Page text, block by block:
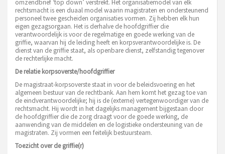
omzendbrief ‘top down’ verstrekt. Het organisatiemodel van elk
rechtsmacht is een duaal model waarin magistraten en ondersteunend
personeel twee gescheiden organisaties vormen. Zij hebben elk hun
eigen gezagsorgaan. Het is derhalve de hoofdgriffier die
verantwoordelijk is voor de regelmatige en goede werking van de
griffie, waarvan hij de leiding heeft en korpsverantwoordelijke is. De
dienst van de griffie staat, als openbare dienst, zelfstandig tegenover
de rechterlijke macht.
De relatie korpsoverste/hoofdgriffier
De magistraat-korpsoverste staat in voor de beleidsvoering en het
algemeen bestuur van de rechtbank. Aan hem komt het gezag toe van
de eindverantwoordelijke; hij is de (externe) vertegenwoordiger van de
rechtsmacht. Hij wordt in het dagelijks management bijgestaan door
de hoofdgriffier die de zorg draagt voor de goede werking, de
aanwending van de middelen en de logistieke ondersteuning van de
magistraten. Zij vormen een feitelijk bestuursteam.
Toezicht over de griffie(r)